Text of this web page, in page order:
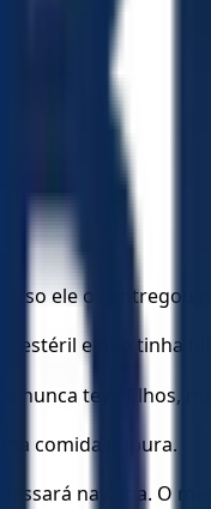
ele os entregou
estéril e não tinha
nunca teve filhos,
comida impura.
navalha. O